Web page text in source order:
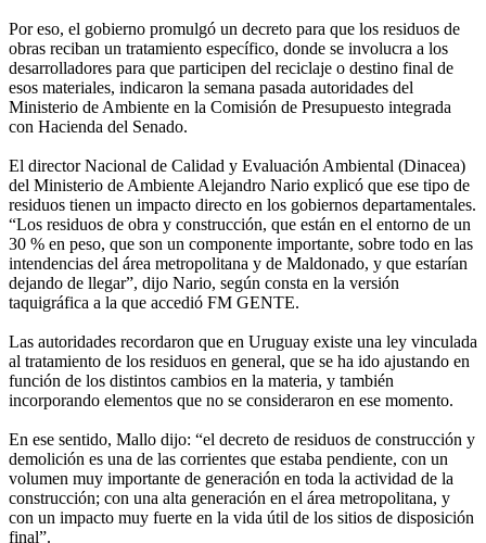
Por eso, el gobierno promulgó un decreto para que los residuos de
obras reciban un tratamiento específico, donde se involucra a los
desarrolladores para que participen del reciclaje o destino final de
esos materiales, indicaron la semana pasada autoridades del
Ministerio de Ambiente en la Comisión de Presupuesto integrada
con Hacienda del Senado.
El director Nacional de Calidad y Evaluación Ambiental (Dinacea)
del Ministerio de Ambiente Alejandro Nario explicó que ese tipo de
residuos tienen un impacto directo en los gobiernos departamentales.
“Los residuos de obra y construcción, que están en el entorno de un
30 % en peso, que son un componente importante, sobre todo en las
intendencias del área metropolitana y de Maldonado, y que estarían
dejando de llegar”, dijo Nario, según consta en la versión
taquigráfica a la que accedió FM GENTE.
Las autoridades recordaron que en Uruguay existe una ley vinculada
al tratamiento de los residuos en general, que se ha ido ajustando en
función de los distintos cambios en la materia, y también
incorporando elementos que no se consideraron en ese momento.
En ese sentido, Mallo dijo: “el decreto de residuos de construcción y
demolición es una de las corrientes que estaba pendiente, con un
volumen muy importante de generación en toda la actividad de la
construcción; con una alta generación en el área metropolitana, y
con un impacto muy fuerte en la vida útil de los sitios de disposición
final”.